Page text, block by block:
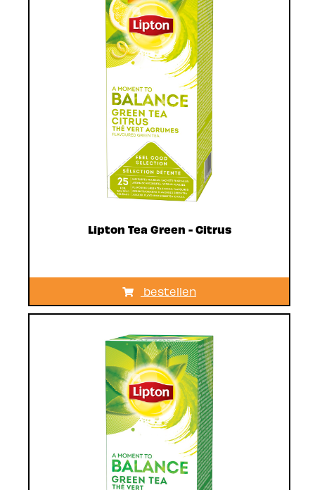
Lipton Tea Green - Citrus
bestellen